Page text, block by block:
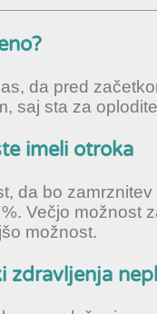
da pred
saj sta za
imeli otroka
da bo
Večjo možnost
možnost.
zdravljenja